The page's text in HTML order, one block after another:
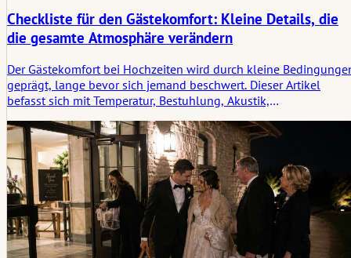
Checkliste für den Gästekomfort: Kleine Details, die
die gesamte Atmosphäre verändern
Der Gästekomfort bei Hochzeiten wird durch kleine
geprägt, lange bevor sich jemand beschwert. Dieser Artikel
befasst sich mit Temperatur, Bestuhlung, Akustik,
verändern, wie sich der gesamte Raum anfühlt.